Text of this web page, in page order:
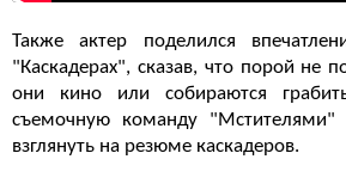
Также актер поделился
"Каскадерах", сказав, что порой не
они кино или собираются
съемочную команду
взглянуть на резюме каскадеров.